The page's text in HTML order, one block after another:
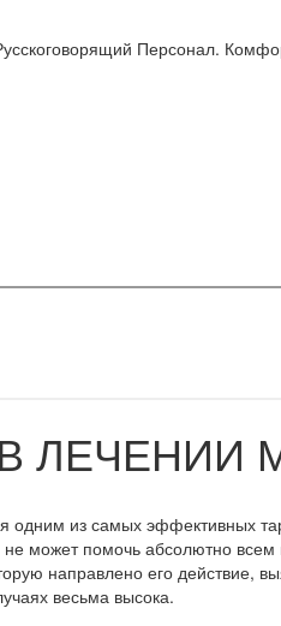
Персонал.
ЛЕЧЕНИИ
одним из самых эффективных
может помочь абсолютно всем
направлено его действие,
весьма высока.